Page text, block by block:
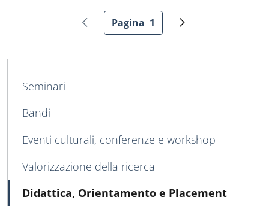
Paginazione
Pagina precedentePagina attuale
Pagina 1 Pagina successiva
MAIN NAVIGATION
Seminari
Bandi
Eventi culturali, conferenze e workshop
Valorizzazione della ricerca
Didattica, Orientamento e Placement